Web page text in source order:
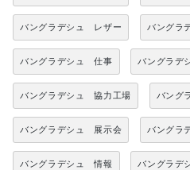
バングラデシュ レザー バングラ
バングラデシュ 仕事 バングラデ
バングラデシュ 協力工場 バング
バングラデシュ 展示会 バングラ
バングラデシュ 情報 バングラデ